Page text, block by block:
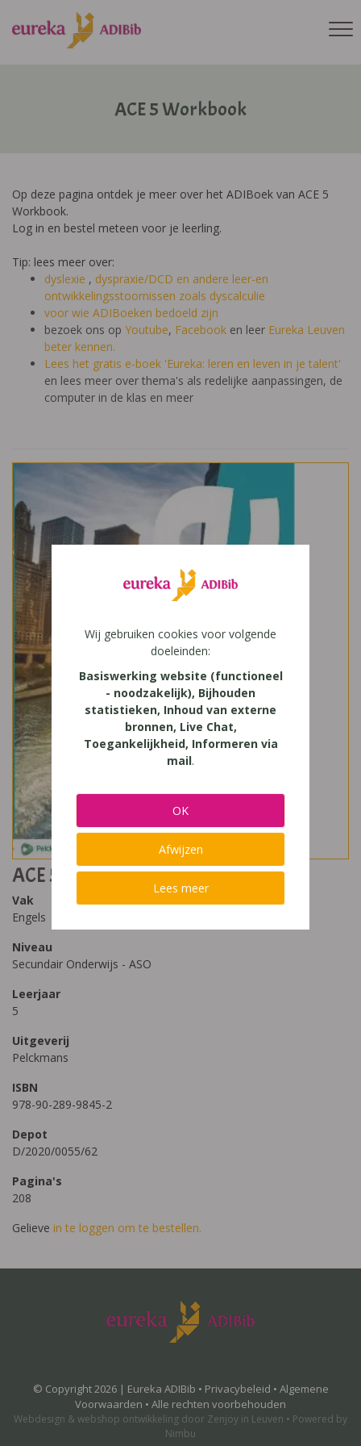
ACE 5 Workbook
Op deze pagina ontdek je meer over het ADIBoek van ACE 5
Workbook.
Log in en bestel meteen voor je leerling.
Tip: lees meer over:
dyslexie , dyspraxie/DCD en andere leer-en
ontwikkelingsstoornissen zoals dyscalculie
voor wie ADIBoeken bedoeld zijn
bezoek ons op Youtube, Facebook en leer Eureka Leuven
beter kennen.
Lees het gratis e-boek 'Eureka: leren en leven in je talent'
en lees meer over thema's als redelijke aanpassingen, de
computer in de klas en meer
ACE 5 Workbook
Vak
Engels
Niveau
Secundair Onderwijs - ASO
Leerjaar
5
Uitgeverij
Pelckmans
ISBN
978-90-289-9845-2
Depot
D/2020/0055/62
Pagina's
208
Gelieve in te loggen om te bestellen.
© Copyright 2026 | Eureka ADIBib • Privacybeleid • Algemene
Voorwaarden • Alle rechten voorbehouden
Webdesign & webshop ontwikkeling door Zenjoy in Leuven • Powered by
Nimbu
Wij gebruiken cookies voor volgende
doeleinden:
Basiswerking website (functioneel
- noodzakelijk), Bijhouden
statistieken, Inhoud van externe
bronnen, Live Chat,
Toegankelijkheid, Informeren via
mail.
OK
Afwijzen
Lees meer